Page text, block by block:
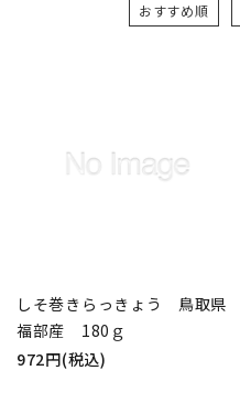
おすすめ順
しそ巻きらっきょう 鳥取県
福部産 180ｇ
972円(税込)